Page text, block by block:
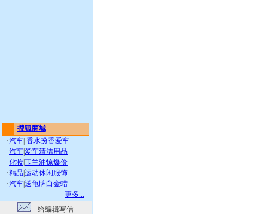
搜狐商城
·汽车 香水扮香爱车
·汽车爱车清洁用品
·化妆 玉兰油惊爆价
·精品运动休闲服饰
·汽车送龟牌白金蜡
更多...
-- 给编辑写信